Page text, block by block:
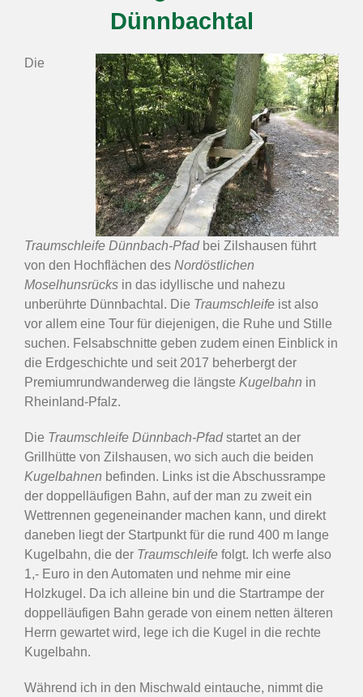
Dünnbachtal
Die
Traumschleife Dünnbach-Pfadbei Zilshausen führt
von den Hochflächen des Nordöstlichen
Moselhunsrücks in das idyllische und nahezu
unberührte Dünnbachtal. Die Traumschleife ist also
vor allem eine Tour für diejenigen, die Ruhe und Stille
suchen. Felsabschnitte geben zudem einen Einblick in
die Erdgeschichte und seit 2017 beherbergt der
Premiumrundwanderweg die längste Kugelbahn in
Rheinland-Pfalz.
Die Traumschleife Dünnbach-Pfadstartet an der
Grillhütte von Zilshausen, wo sich auch die beiden
Kugelbahnen befinden. Links ist die Abschussrampe
der doppelläufigen Bahn, auf der man zu zweit ein
Wettrennen gegeneinander machen kann, und direkt
daneben liegt der Startpunkt für die rund 400 m lange
Kugelbahn, die der Traumschleife folgt. Ich werfe also
1,- Euro in den Automaten und nehme mir eine
Holzkugel. Da ich alleine bin und die Startrampe der
doppelläufigen Bahn gerade von einem netten älteren
Herrn gewartet wird, lege ich die Kugel in die rechte
Kugelbahn.
Während ich in den Mischwald eintauche, nimmt die